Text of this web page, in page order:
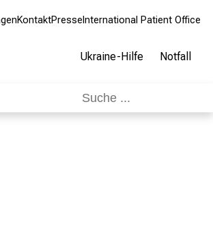
KontaktPresse International Patient Office
Ukraine-Hilfe Notfall